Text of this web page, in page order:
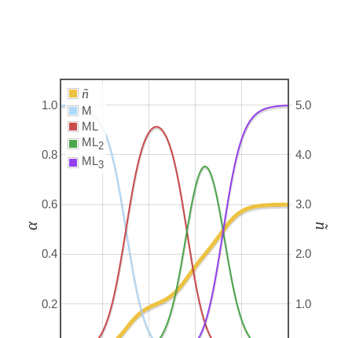
0.2
0.4
0.6
0.8
1.0
1.0
2.0
3.0
4.0
5.0
ñ
M
ML
ML2
ML3
α ñ